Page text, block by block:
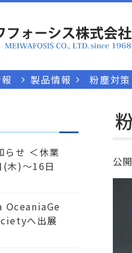
製品情報 粉塵対
らせ ＜休業
木)～16日
OceaniaGe
へ出展
公